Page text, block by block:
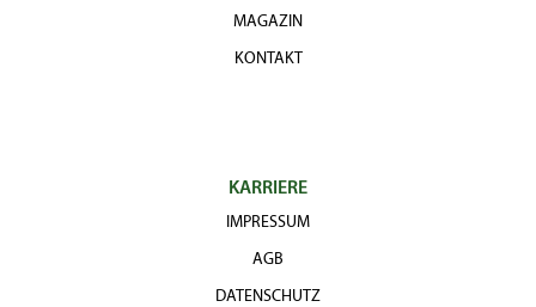
MAGAZIN
KONTAKT
KARRIERE
IMPRESSUM
AGB
DATENSCHUTZ